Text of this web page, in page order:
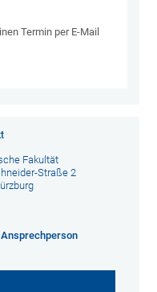
Termin per E-Mail
Fakultät
Straße 2